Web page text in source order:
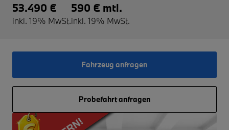
53.490 €
inkl. 19% MwSt.
590 € mtl.
inkl. 19% MwSt.
Fahrzeug anfragen
Probefahrt anfragen